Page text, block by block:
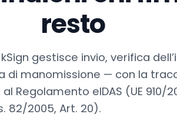
resto
gestisce invio, verifica
di manomissione — con la
eIDAS (UE 910/
82/2005, Art. 20).